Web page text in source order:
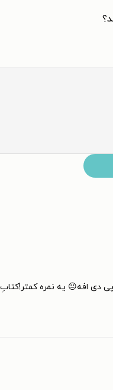
افه😐 یه نمره کمتر!کتابِ